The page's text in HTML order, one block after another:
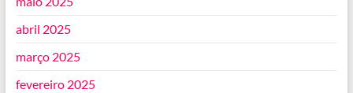
abril 2025
março 2025
fevereiro 2025